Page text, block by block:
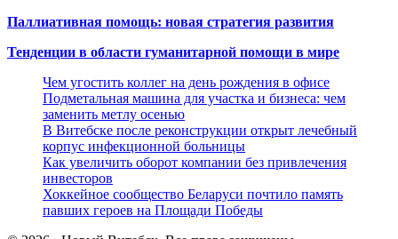
Паллиативная помощь: новая стратегия развития
Тенденции в области гуманитарной помощи в мире
Чем угостить коллег на день рождения в офисе
Подметальная машина для участка и бизнеса: чем
заменить метлу осенью
В Витебске после реконструкции открыт лечебный
корпус инфекционной больницы
Как увеличить оборот компании без привлечения
инвесторов
Хоккейное сообщество Беларуси почтило память
павших героев на Площади Победы